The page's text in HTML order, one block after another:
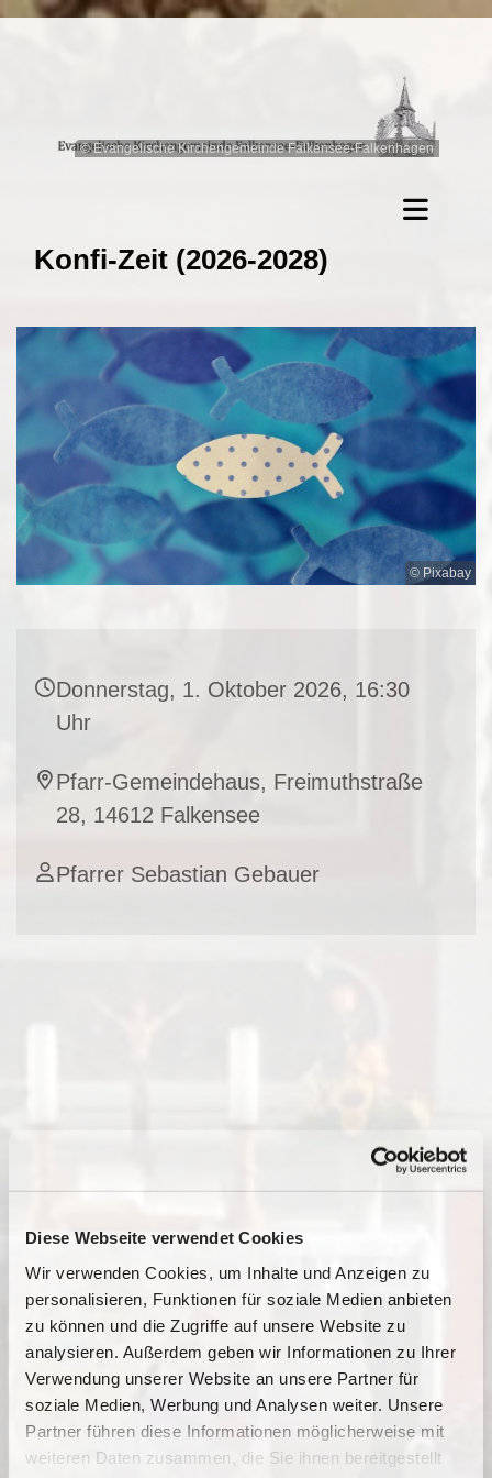
Diese Webseite verwendet Cookies
Wir verwenden Cookies, um Inhalte und Anzeigen zu
personalisieren, Funktionen für soziale Medien anbieten
zu können und die Zugriffe auf unsere Website zu
analysieren. Außerdem geben wir Informationen zu Ihrer
Verwendung unserer Website an unsere Partner für
soziale Medien, Werbung und Analysen weiter. Unsere
Partner führen diese Informationen möglicherweise mit
weiteren Daten zusammen, die Sie ihnen bereitgestellt
© Evangelische Kirchengemeinde Falkensee-Falkenhagen
Konfi-Zeit (2026-2028)
© Pixabay
Donnerstag, 1. Oktober 2026, 16:30
Uhr
Pfarr-Gemeindehaus, Freimuthstraße
28, 14612 Falkensee
Pfarrer Sebastian Gebauer
Dies könnte Sie auch
interessieren